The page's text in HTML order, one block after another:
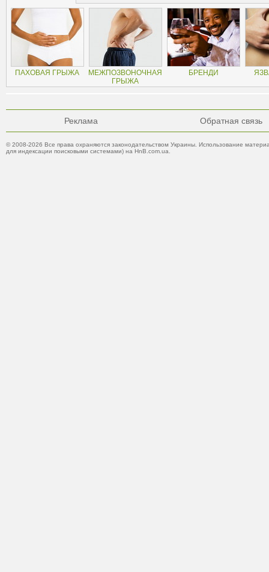
ПАХОВАЯ ГРЫЖА
МЕЖПОЗВОНОЧНАЯ
ГРЫЖА
БРЕНДИ
Реклама Обратная связь
© 2008-2026 Все права охраняются законодательством Украины. Использование
для индексации поисковыми системами) на HnB.com.ua.